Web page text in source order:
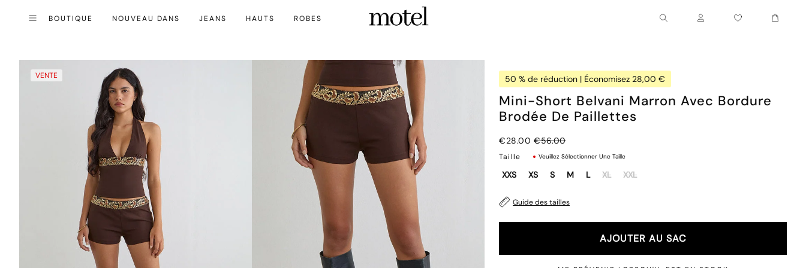
Menu
Fermer (esc)BOUTIQUE NOUVEAU DANS JEANS HAUTS ROBES
Compte Chariot
VENTE 50 % de réduction | Économisez 28,00 €
Mini-Short Belvani Marron Avec Bordure
Brodée De Paillettes
€28.00Prix normal
€56.00
Taille Veuillez Sélectionner Une Taille
XXS XS S M L XL XXL
Guide des tailles
AJOUTER AU SAC